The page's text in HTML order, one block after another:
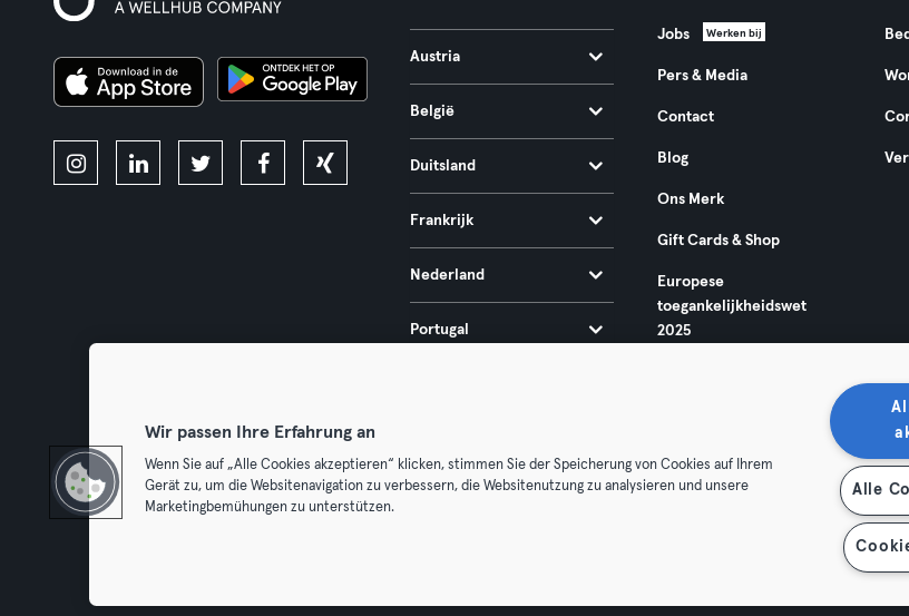
Austria
België
Duitsland
Frankrijk
Nederland
Portugal
Jobs Werken bij
Pers & Media
Contact
Blog
Ons Merk
Gift Cards & Shop
Europese
toegankelijkheidswet
2025
Wir passen Ihre Erfahrung an
Wenn Sie auf „Alle Cookies akzeptieren“ klicken, stimmen Sie der Speicherung von Cookies auf Ihrem
Gerät zu, um die Websitenavigation zu verbessern, die Websitenutzung zu analysieren und unsere
Marketingbemühungen zu unterstützen.
Alle